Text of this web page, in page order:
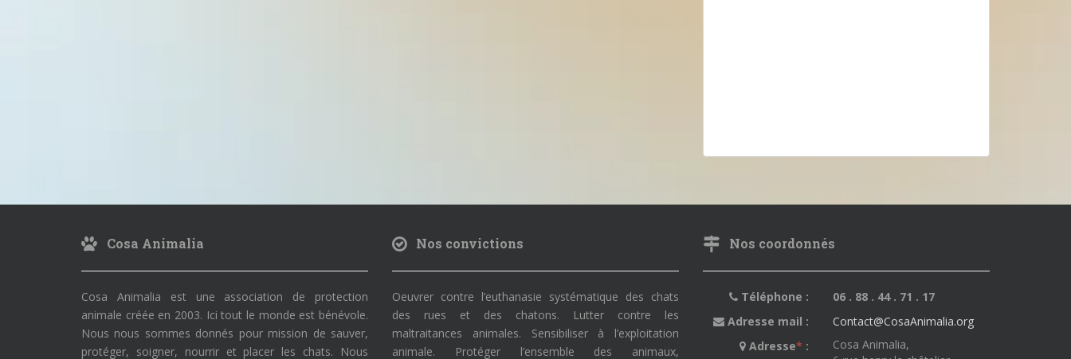
Cosa Animalia
Cosa Animalia est une association de protection
animale créée en 2003. Ici tout le monde est bénévole.
Nous nous sommes donnés pour mission de sauver,
protéger, soigner, nourrir et placer les chats. Nous
Nos convictions
Oeuvrer contre l’euthanasie systématique des chats
des rues et des chatons. Lutter contre les
maltraitances animales. Sensibiliser à l’exploitation
animale. Protéger l’ensemble des animaux,
Nos coordonnés
Téléphone :
06 . 88 . 44 . 71 . 17
Adresse mail :
Contact@CosaAnimalia.org
Adresse* :
Cosa Animalia,